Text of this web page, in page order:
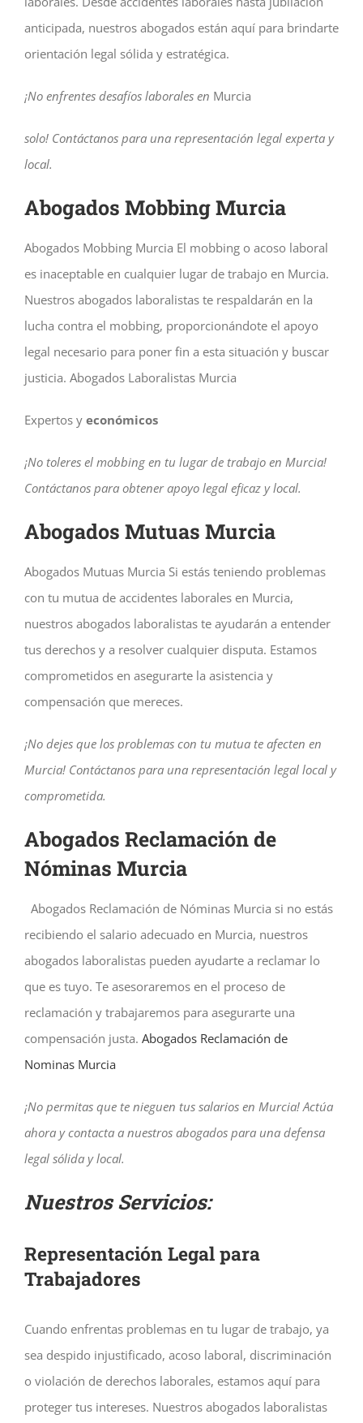
anticipada, nuestros abogados están aquí para brindarte
orientación legal sólida y estratégica.
¡No enfrentes desafíos laborales en Murcia
solo! Contáctanos para una representación legal experta y
local.
Abogados Mobbing Murcia
Abogados Mobbing Murcia El mobbing o acoso laboral
es inaceptable en cualquier lugar de trabajo en Murcia.
Nuestros abogados laboralistas te respaldarán en la
lucha contra el mobbing, proporcionándote el apoyo
legal necesario para poner fin a esta situación y buscar
justicia. Abogados Laboralistas Murcia
Expertos y económicos
¡No toleres el mobbing en tu lugar de trabajo en Murcia!
Contáctanos para obtener apoyo legal eficaz y local.
Abogados Mutuas Murcia
Abogados Mutuas Murcia Si estás teniendo problemas
con tu mutua de accidentes laborales en Murcia,
nuestros abogados laboralistas te ayudarán a entender
tus derechos y a resolver cualquier disputa. Estamos
comprometidos en asegurarte la asistencia y
compensación que mereces.
¡No dejes que los problemas con tu mutua te afecten en
Murcia! Contáctanos para una representación legal local y
comprometida.
Abogados Reclamación de
Nóminas Murcia
Abogados Reclamación de Nóminas Murcia si no estás
recibiendo el salario adecuado en Murcia, nuestros
abogados laboralistas pueden ayudarte a reclamar lo
que es tuyo. Te asesoraremos en el proceso de
reclamación y trabajaremos para asegurarte una
compensación justa. Abogados Reclamación de
Nominas Murcia
¡No permitas que te nieguen tus salarios en Murcia! Actúa
ahora y contacta a nuestros abogados para una defensa
legal sólida y local.
Nuestros Servicios:
Representación Legal para
Trabajadores
Cuando enfrentas problemas en tu lugar de trabajo, ya
sea despido injustificado, acoso laboral, discriminación
o violación de derechos laborales, estamos aquí para
proteger tus intereses. Nuestros abogados laboralistas